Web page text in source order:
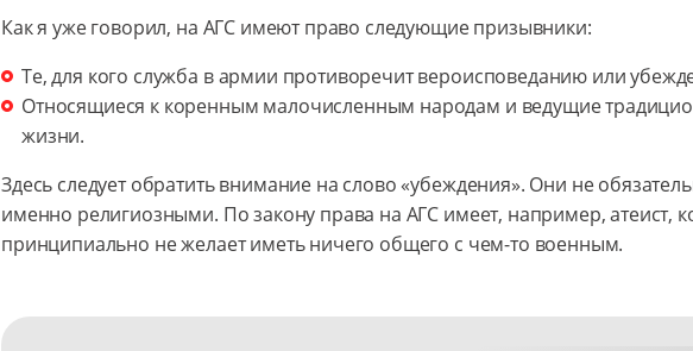
Как я уже говорил, на АГС имеют право следующие призывники:
Те, для кого служба в армии противоречит вероисповеданию или
Относящиеся к коренным малочисленным народам и ведущие
жизни.
Здесь следует обратить внимание на слово «убеждения». Они не
именно религиозными. По закону права на АГС имеет, например, атеист,
принципиально не желает иметь ничего общего с чем-то военным.